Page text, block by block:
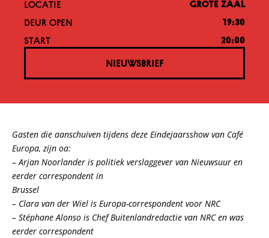
LOCATIE GROTE ZAAL
DEUR OPEN 19:30
START 20:00
NIEUWSBRIEF
Gasten die aanschuiven tijdens deze Eindejaarsshow van Café
Europa, zijn oa:
– Arjan Noorlander is politiek verslaggever van Nieuwsuur en
eerder correspondent in
Brussel
– Clara van der Wiel is Europa-correspondent voor NRC
– Stéphane Alonso is Chef Buitenlandredactie van NRC en was
eerder correspondent